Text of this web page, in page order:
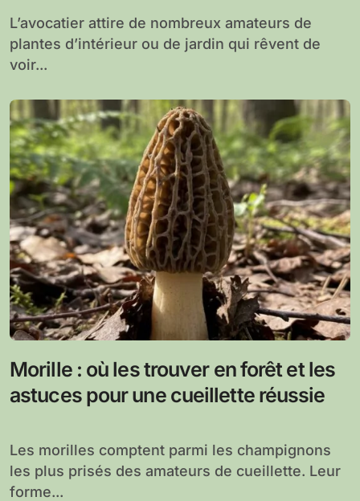
L’avocatier attire de nombreux amateurs de
plantes d’intérieur ou de jardin qui rêvent de
voir...
Morille : où les trouver en forêt et les
astuces pour une cueillette réussie
Les morilles comptent parmi les champignons
les plus prisés des amateurs de cueillette. Leur
forme...